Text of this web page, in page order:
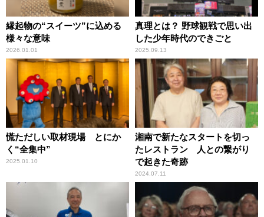
縁起物の“スイーツ”に込める
様々な意味
2026.01.01
真理とは？ 野球観戦で思い出
した少年時代のできごと
2025.09.13
慌ただしい取材現場 とにか
く“全集中”
2025.01.10
湘南で新たなスタートを切っ
たレストラン 人との繋がり
で起きた奇跡
2024.07.11